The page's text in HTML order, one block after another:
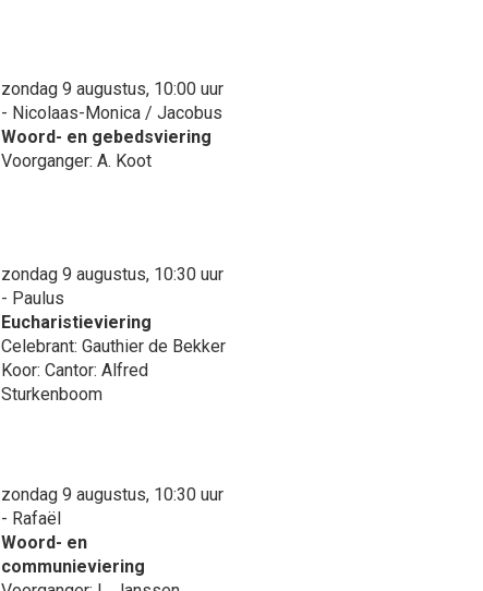
zondag 9 augustus, 10:00 uur
- Nicolaas-Monica / Jacobus
Woord- en gebedsviering
Voorganger: A. Koot
zondag 9 augustus, 10:30 uur
- Paulus
Eucharistieviering
Celebrant: Gauthier de Bekker
Koor: Cantor: Alfred
Sturkenboom
zondag 9 augustus, 10:30 uur
- Rafaël
Woord- en
communieviering